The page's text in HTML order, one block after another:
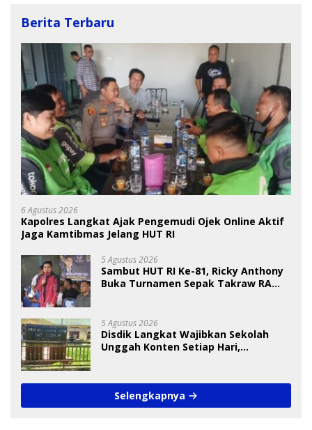
Berita Terbaru
6 Agustus 2026
Kapolres Langkat Ajak Pengemudi Ojek Online Aktif
Jaga Kamtibmas Jelang HUT RI
5 Agustus 2026
Sambut HUT RI Ke-81, Ricky Anthony
Buka Turnamen Sepak Takraw RA
5 Agustus 2026
Disdik Langkat Wajibkan Sekolah
Unggah Konten Setiap Hari,
Selengkapnya